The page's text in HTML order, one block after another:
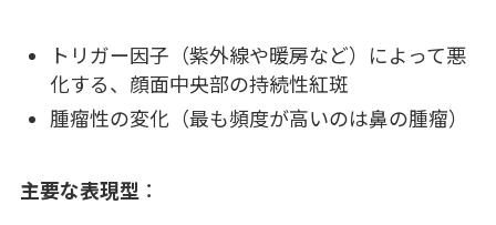
トリガー因子（紫外線や暖房など）によって悪
化する、顔面中央部の持続性紅斑
腫瘤性の変化（最も頻度が高いのは鼻の腫瘤）
主要な表現型：